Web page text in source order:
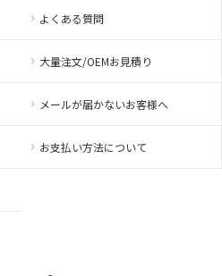
大量注文/OEMお見積り
お支払い方法について
よくある質問
メールが届かないお客様へ